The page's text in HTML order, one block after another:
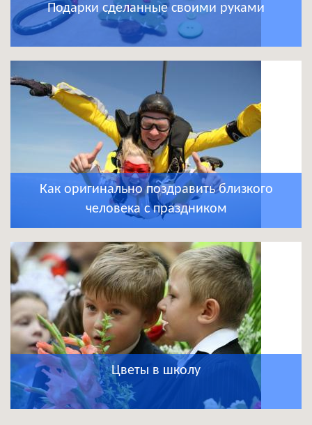
Подарки сделанные своими руками
Как оригинально поздравить близкого
человека с праздником
Цветы в школу